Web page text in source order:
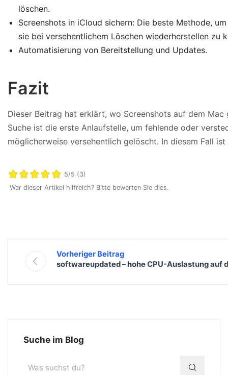
löschen.
Screenshots in iCloud sichern: Die beste Methode,
sie bei versehentlichem Löschen wiederherstellen zu
Automatisierung von Bereitstellung und Updates.
Fazit
Dieser Beitrag hat erklärt, wo Screenshots auf dem
Suche ist die erste Anlaufstelle, um fehlende oder
möglicherweise versehentlich gelöscht. In diesem Fall
5/5 (3)
War dieser Artikel hilfreich? Bitte bewerten Sie dies.
Vorheriger Beitrag
softwareupdated – hohe CPU-Auslastung auf
Suche im Blog